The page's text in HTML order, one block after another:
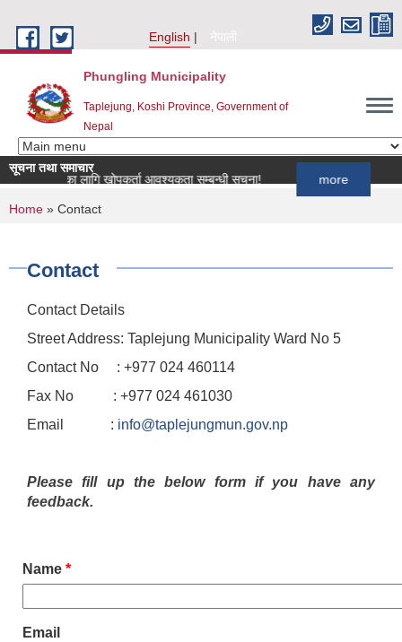
English
नेपाली
Phungling Municipality
Taplejung, Koshi Province, Government of
Nepal
सूचना तथा समाचार
लागि खोपकर्ता आवश्यकता सम्बन्धी सूचना!
You are here
Home » Contact
Contact
Contact Details
Street Address: Taplejung Municipality Ward No 5
Contact No : +977 024 460114
Fax No : +977 024 461030
Email : info@taplejungmun.gov.np
Please fill up the below form if you have any
feedback.
Name *
Email